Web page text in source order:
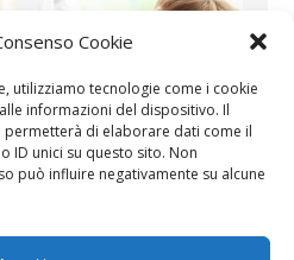
Cookie
utilizziamo tecnologie come i cookie
informazioni del dispositivo. Il
permetterà di elaborare dati come il
ID unici su questo sito. Non
può influire negativamente su alcune
SOS Pediatra